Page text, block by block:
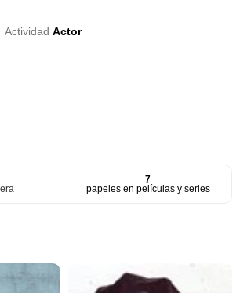
ActividadActor
7
papeles en películas y series